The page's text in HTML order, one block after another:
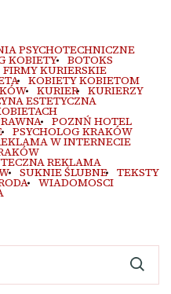
PSYCHOTECHNICZNE
KOBIETY BOTOKS
FIRMY KURIERSKIE
KOBIETY KOBIETOM
KURIER KURIERZY
ESTETYCZNA
POZNŃ HOTEL
PSYCHOLOG KRAKÓW
W INTERNECIE
REKLAMA
SUKNIE ŚLUBNE TEKSTY
WIADOMOSCI